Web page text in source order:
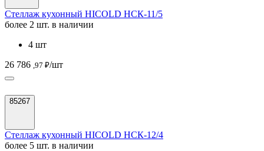
Стеллаж кухонный HICOLD НСК-11/5
более 2 шт. в наличии
4 шт
26 786 ,97 ₽/шт
85267
Стеллаж кухонный HICOLD НСК-12/4
более 5 шт. в наличии